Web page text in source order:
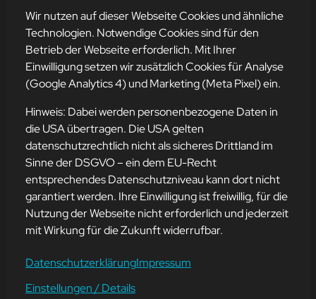
mehr erfahren
Adresse
mission-webstyle oHG
Bürgermeister-Regitz-Straße 40
66539 Neunkirchen
E-Mail:kontakt@mission-webstyle.de
Navigation
Webseitenerstellung
Webseite mieten
Webseiten Betreuung
Über Uns
Kontakt
Leistungen
Wir nutzen auf dieser Webseite Cookies und ähnliche
Technologien. Notwendige Cookies sind für den
Betrieb der Webseite erforderlich. Mit Ihrer
Einwilligung setzen wir zusätzlich Cookies für Analyse
(Google Analytics 4) und Marketing (Meta Pixel) ein.
Hinweis: Dabei werden personenbezogene Daten in
die USA übertragen. Die USA gelten
datenschutzrechtlich nicht als sicheres Drittland im
Sinne der DSGVO – ein dem EU-Recht
entsprechendes Datenschutzniveau kann dort nicht
garantiert werden. Ihre Einwilligung ist freiwillig, für die
Nutzung der Webseite nicht erforderlich und jederzeit
mit Wirkung für die Zukunft widerrufbar.
DatenschutzerklärungImpressum
Einstellungen / Details